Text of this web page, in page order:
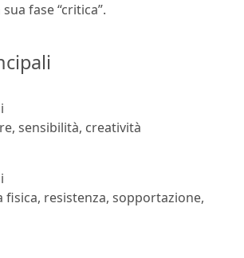
fase “critica”.
sensibilità, creatività
fisica, resistenza, sopportazione,